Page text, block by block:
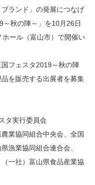
ランド」の発展につなげ
～秋の陣～」を10月26日
ホール（富山市）で開催い
フェスタ2019～秋の陣
を販売する出展者を募集
実行委員会
業協同組合中央会、全国
漁業協同組合連合会、
一社）富山県食品産業協